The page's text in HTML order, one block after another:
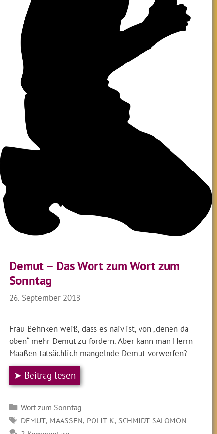
Demut – Das Wort zum Wort zum
Sonntag
26. September 2018
Frau Behnken weiß, dass es naiv ist, von „denen da
oben“ mehr Demut zu fordern. Aber kann man Herrn
Maaßen tatsächlich mangelnde Demut vorwerfen?
➤ Beitrag lesen
Kategorien
Wort zum Sonntag
SCHLAGWÖRTER
DEMUT, MAASSEN , POLITIK, SCHMIDT-SALOMON